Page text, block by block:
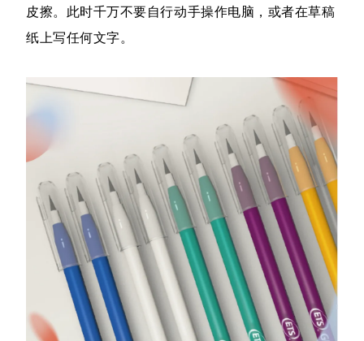
皮擦。此时千万不要自行动手操作电脑，或者在草稿
纸上写任何文字。